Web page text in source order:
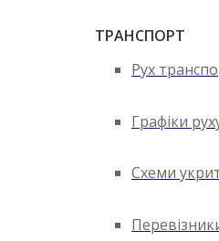
ТРАНСПОРТ
Рух
Графіки
Схеми